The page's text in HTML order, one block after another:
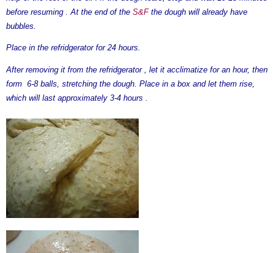
before resuming . At the end of the S&Fthe dough will already have
bubbles.
Place in the refridgerator for 24 hours.
After removing it from the refridgerator , let it acclimatize for an hour, then
form 6-8 balls, stretching the dough. Place in a box and let them rise,
which will last approximately 3-4 hours .